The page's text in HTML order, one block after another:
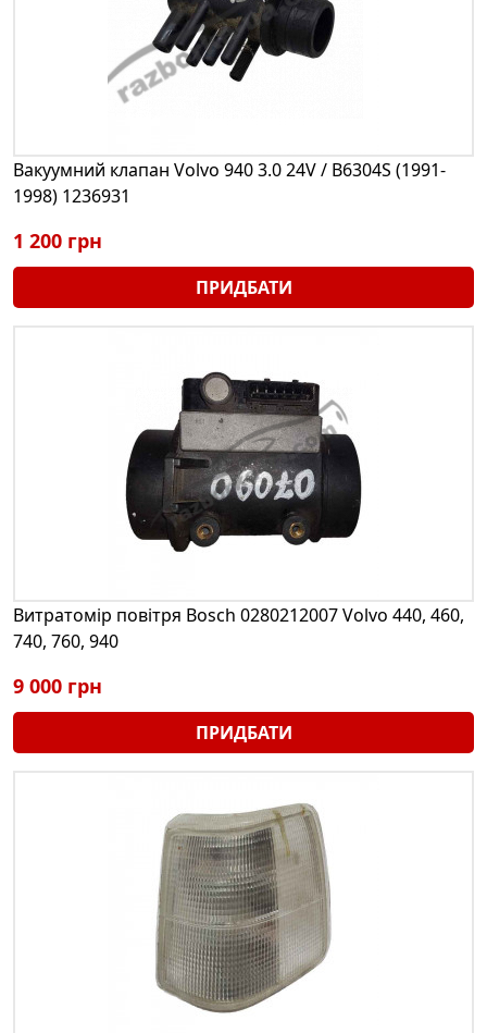
Вакуумний клапан Volvo 940 3.0 24V / B6304S (1991-
1998) 1236931
1 200 грн
ПРИДБАТИ
Витратомір повітря Bosch 0280212007 Volvo 440, 460,
740, 760, 940
9 000 грн
ПРИДБАТИ